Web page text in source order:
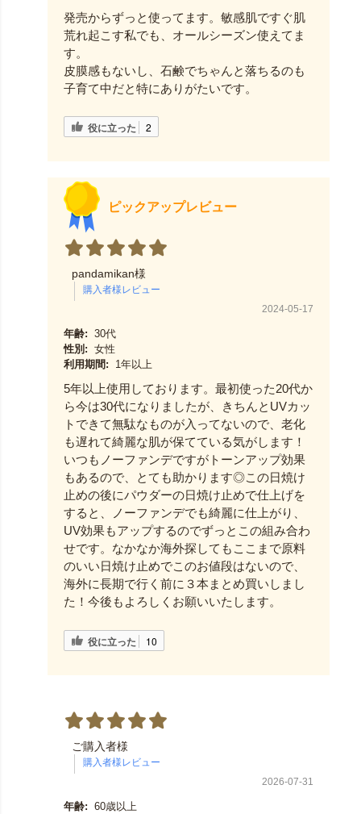
発売からずっと使ってます。敏感肌ですぐ肌
荒れ起こす私でも、オールシーズン使えてま
す。
皮膜感もないし、石鹸でちゃんと落ちるのも
子育て中だと特にありがたいです。
役に立った 2
ピックアップレビュー
pandamikan様
2024-05-17
年齢: 30代
性別: 女性
利用期間:
1年以上
5年以上使用しております。最初使った20代か
ら今は30代になりましたが、きちんとUVカッ
トできて無駄なものが入ってないので、老化
も遅れて綺麗な肌が保てている気がします！
いつもノーファンデですがトーンアップ効果
もあるので、とても助かります◎この日焼け
止めの後にパウダーの日焼け止めで仕上げを
すると、ノーファンデでも綺麗に仕上がり、
UV効果もアップするのでずっとこの組み合わ
せです。なかなか海外探してもここまで原料
のいい日焼け止めでこのお値段はないので、
海外に長期で行く前に３本まとめ買いしまし
た！今後もよろしくお願いいたします。
役に立った 10
ご購入者様
2026-07-31
年齢: 60歳以上